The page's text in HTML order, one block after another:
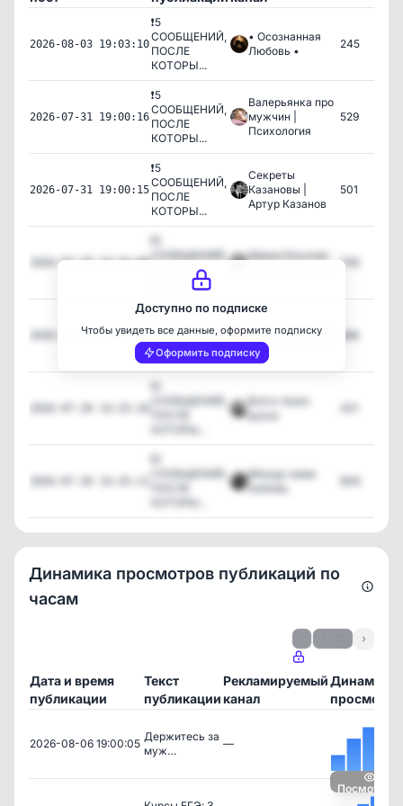
2026-08-03 19:03:10
❗️5
СООБЩЕНИЙ,
ПОСЛЕ
КОТОРЫ...
• Осознанная
Любовь •
245
2026-07-31 19:00:16
❗️5
СООБЩЕНИЙ,
ПОСЛЕ
КОТОРЫ...
Валерьянка про
мужчин |
Психология
529
2026-07-31 19:00:15
❗️5
СООБЩЕНИЙ,
ПОСЛЕ
КОТОРЫ...
Секреты
Казановы |
Артур Казанов
501
2026-07-28 14:25:08
СООБЩЕНИЙ,
КОТОРЫ...
Ирина Ельская
758
2026-07-28 14:25:09
❗️5
СООБЩЕНИЙ,
ПОСЛЕ
КОТОРЫ...
Точка мудрости
| Саморазвитие
666
СООБЩЕНИЙ,
КОТОРЫ...
Всё в твоих
руках
СООБЩЕНИЙ,
КОТОРЫ...
Между нами
любовь
808
Доступно по подписке
Чтобы увидеть все данные, оформите подписку
Оформить подписку
Динамика просмотров публикаций по
часам
›
Дата и время
публикации
Текст
публикации
Рекламируемый
канал
Динамика
2026-08-06 19:00:05
Держитесь за
муж…
—
Посмотреть